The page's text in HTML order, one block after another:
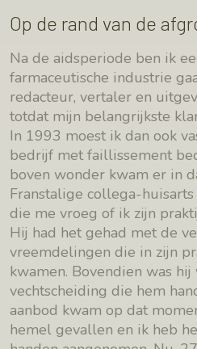
Op de rand van de
Na de aidsperiode ben ik
farmaceutische industrie
redacteur, vertaler en
totdat mijn belangrijkste
In 1993 moest ik dan ook
bedrijf met faillissement
boven wonder kwam er in
Franstalige collega-
die me vroeg of ik zijn
Hij had het gehad met de
vreemdelingen die in zijn
kwamen. Bovendien was
vechtscheiding die hem
aanbod kwam op dat
hemel gevallen en ik heb